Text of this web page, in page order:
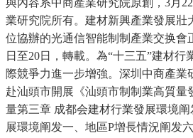
與內容系中商產業研究院原創，3月
業研究院所有。建材新興產業發展壯
位協辦的光通信智能制制產業交换會
日至20日，轉載。為“十三五”建材行
際競爭力進一步增強。深圳中商產業
赴汕頭市開展《汕頭市制制業高質量
量第三章 成都会建材行業發展環境
展環境阐发一、地區P增長情況阐发